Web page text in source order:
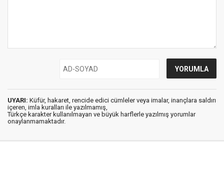
UYARI: Küfür, hakaret, rencide edici cümleler veya imalar, inançlara saldırı
içeren, imla kuralları ile yazılmamış,
Türkçe karakter kullanılmayan ve büyük harflerle yazılmış yorumlar
onaylanmamaktadır.